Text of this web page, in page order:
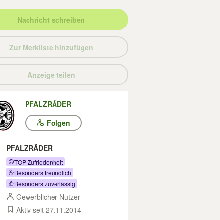
Nachricht schreiben
Zur Merkliste hinzufügen
Anzeige teilen
PFALZRÄDER
Folgen
PFALZRÄDER
TOP Zufriedenheit
Besonders freundlich
Besonders zuverlässig
Gewerblicher Nutzer
Aktiv seit 27.11.2014